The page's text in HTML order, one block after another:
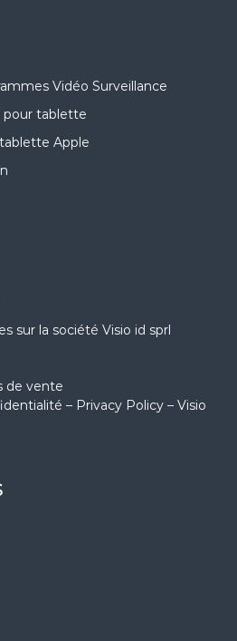
Vidéo Surveillance
pour tablette
Apple
sur la société Visio id sprl
de vente
– Privacy Policy – Visio